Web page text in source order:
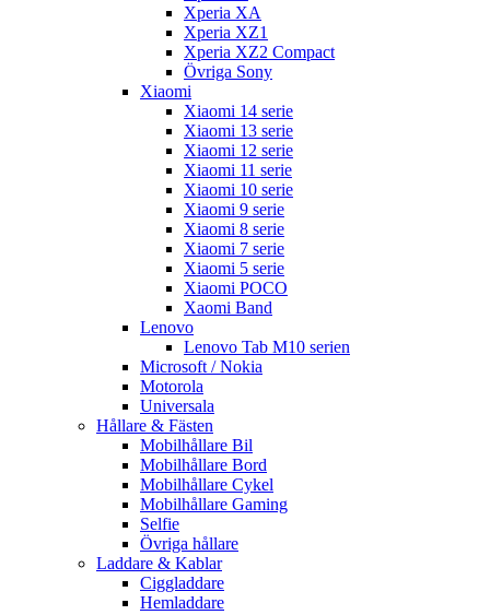
Xperia XA
Xperia XZ1
Xperia XZ2 Compact
Övriga Sony
Xiaomi
Xiaomi 14 serie
Xiaomi 13 serie
Xiaomi 12 serie
Xiaomi 11 serie
Xiaomi 10 serie
Xiaomi 9 serie
Xiaomi 8 serie
Xiaomi 7 serie
Xiaomi 5 serie
Xiaomi POCO
Xaomi Band
Lenovo
Lenovo Tab M10 serien
Microsoft / Nokia
Motorola
Universala
Hållare & Fästen
Mobilhållare Bil
Mobilhållare Bord
Mobilhållare Cykel
Mobilhållare Gaming
Selfie
Övriga hållare
Laddare & Kablar
Ciggladdare
Hemladdare